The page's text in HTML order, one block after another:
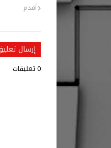
أقدم
إرسال
0 تعليقات